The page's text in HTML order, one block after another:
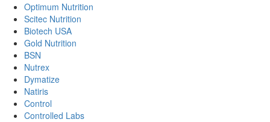
Optimum Nutrition
Scitec Nutrition
Biotech USA
Gold Nutrition
BSN
Nutrex
Dymatize
Natiris
Control
Controlled Labs